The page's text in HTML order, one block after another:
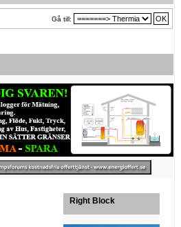
Gå till:
Right Block